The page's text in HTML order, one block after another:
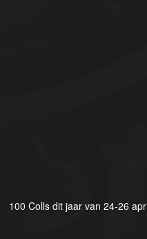
100 Colls dit jaar van 24-26